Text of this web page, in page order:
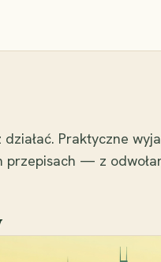
Praktyczne
przepisach — z